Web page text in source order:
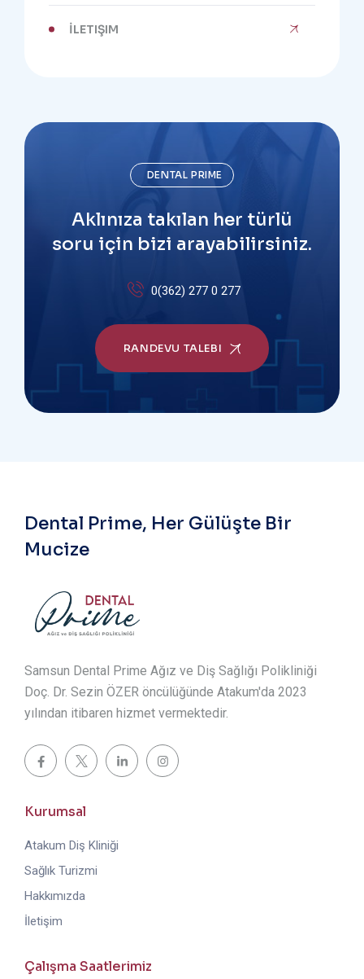
İLETIŞIM
DENTAL PRIME
Aklınıza takılan her türlü
soru için bizi arayabilirsiniz.
0(362) 277 0 277
RANDEVU TALEBI
Dental Prime, Her Gülüşte Bir
Mucize
Samsun Dental Prime Ağız ve Diş Sağlığı Polikliniği
Doç. Dr. Sezin ÖZER öncülüğünde Atakum'da 2023
yılından itibaren hizmet vermektedir.
Kurumsal
Atakum Diş Kliniği
Sağlık Turizmi
Hakkımızda
İletişim
Çalışma Saatlerimiz